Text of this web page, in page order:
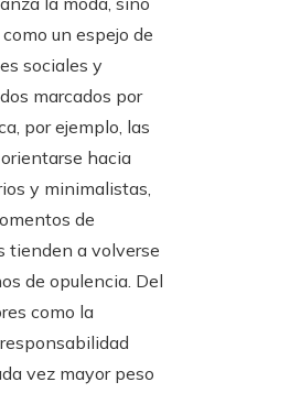
un espejo de
sociales y
marcados por
por ejemplo, las
hacia
y minimalistas,
de
tienden a volverse
de opulencia. Del
como la
vez mayor peso